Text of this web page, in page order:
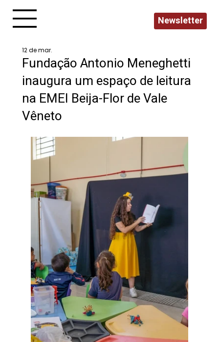
Newsletter
Fundação Antonio Meneghetti
inaugura um espaço de leitura
na EMEI Beija-Flor de Vale
Vêneto
12 de mar.